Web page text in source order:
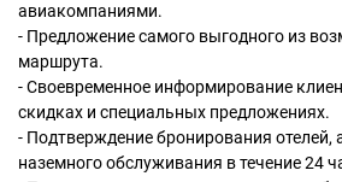
авиакомпаниями.
- Предложение самого выгодного из
маршрута.
- Своевременное информирование
скидках и специальных предложениях.
- Подтверждение бронирования отелей,
наземного обслуживания в течение 24